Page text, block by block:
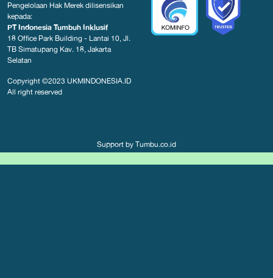
Pengelolaan Hak Merek dilisensikan
kepada:
PT Indonesia Tumbuh Inklusif
18 Office Park Building - Lantai 10, Jl.
TB Simatupang Kav. 18, Jakarta
Selatan
Copyright ©2023 UKMINDONESIA.ID
All right reserved
Support by Tumbu.co.id